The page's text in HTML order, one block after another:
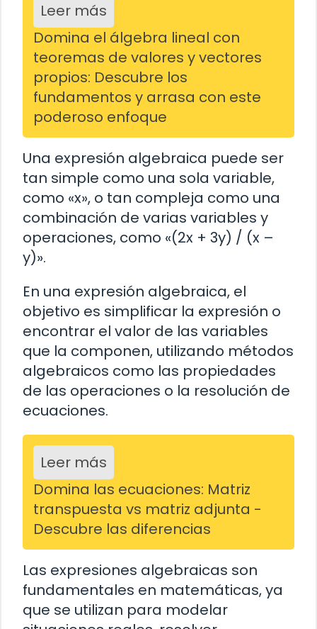
Leer más
Domina el álgebra lineal con
teoremas de valores y vectores
propios: Descubre los
fundamentos y arrasa con este
poderoso enfoque
Una expresión algebraica puede ser
tan simple como una sola variable,
como «x», o tan compleja como una
combinación de varias variables y
operaciones, como «(2x + 3y) / (x –
y)».
En una expresión algebraica, el
objetivo es simplificar la expresión o
encontrar el valor de las variables
que la componen, utilizando métodos
algebraicos como las propiedades
de las operaciones o la resolución de
ecuaciones.
Leer más
Domina las ecuaciones: Matriz
transpuesta vs matriz adjunta -
Descubre las diferencias
Las expresiones algebraicas son
fundamentales en matemáticas, ya
que se utilizan para modelar